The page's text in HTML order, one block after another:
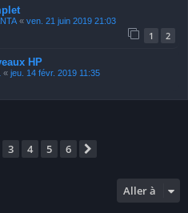
« ven. 21 juin 2019 21:03
1 2
HP
« jeu. 14 févr. 2019 11:35
3 4 5 6
Aller à